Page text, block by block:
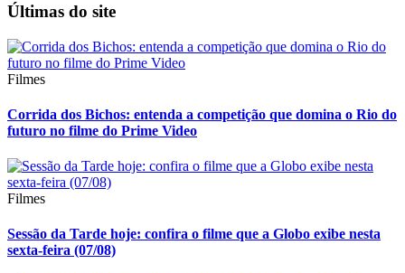
Últimas do site
Filmes
Corrida dos Bichos: entenda a competição que domina o Rio do
futuro no filme do Prime Video
Filmes
Sessão da Tarde hoje: confira o filme que a Globo exibe nesta
sexta-feira (07/08)